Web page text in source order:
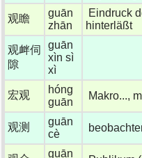
观瞻
guān
zhān
Eindruck
hinterläßt
观衅伺
隙
guān
xìn sì
xì
宏观
hóng
guān
Makro...,
观测
guān
cè
guān